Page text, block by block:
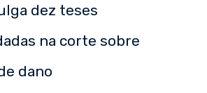
dez teses
na corte sobre
dano